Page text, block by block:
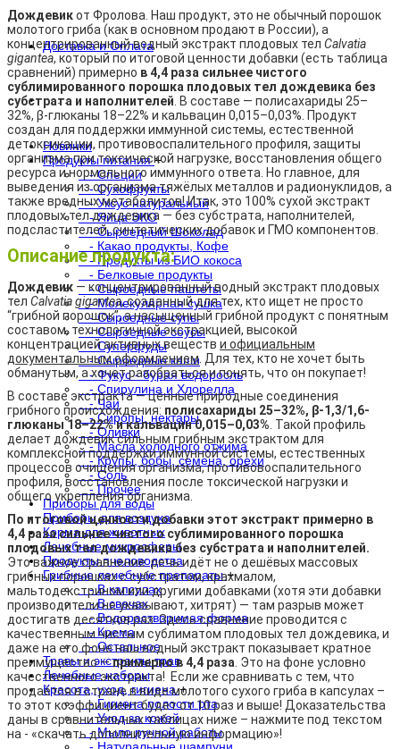
Доставка и Оплата
. . .
Новинки
Продукты питания+
- Специи
- Сухофрукты
- Уксус натуральный
- Яйца ЭКО
- Сыроедный Шоколад
- Какао продукты, Кофе
- Продукты из БИО кокоса
- Белковые продукты
- Сыроедные паштеты
- Молекулярная сушка
- Сыроедные супы
- Сыроедные соусы
- Суперфуды
- Сыроедные каши
- Фукус - бурая водоросль
- Спирулина и Хлорелла
- Чаи
- Сиропы, нектары
- Оливки
- Масла холодного отжима
- Крупы, бобы, семена, орехи
- Соль
- Прочее
Приборы для воды
Приборы для воздуха
Корма для животных
Лечебные микросферы
Продукты пчеловодства
Грибные лечебные препараты+
- В капсулах
- В свечах
- Водорастворимая форма
- Крема
- Остальное
Травы и экстракты трав
Лечебные наборы
Красота, уход, гигиена+
- Гигиена полости рта
- Уход за кожей
- Мыло ручной работы
Дождевикот Фролова. Наш продукт, это не обычный порошок
молотого гриба (как в основном продают в России), а
концентрированный водный экстракт плодовых тел Calvatia
gigantea, который по итоговой ценности добавки (есть таблица
сравнений) примерно в 4,4 раза сильнее чистого
сублимированного порошка плодовых тел дождевика без
субстрата и наполнителей . В составе — полисахариды 25–
32%, β-глюканы 18–22% и кальвацин 0,015–0,03%. Продукт
создан для поддержки иммунной системы, естественной
детоксикации, противовоспалительного профиля, защиты
организма при токсической нагрузке, восстановления общего
ресурса и нормального иммунного ответа. Но главное, для
выведения из организма тяжёлых металлов и радионуклидов, а
также вредных метаболитов! Итак, это 100% сухой экстракт
плодовых тел дождевика — без субстрата, наполнителей,
подсластителей, синтетических добавок и ГМО компонентов.
Описание продукта:
Дождевик — концентрированный водный экстракт плодовых
тел Calvatia gigantea, созданный для тех, кто ищет не просто
“грибной порошок”, а насыщенный грибной продукт с понятным
составом, технологичной экстракцией, высокой
концентрацией активных веществ и официальным
документальным оформлением . Для тех, кто не хочет быть
обманутым, а хочет разобраться и понять, что он покупает!
В составе экстракта — ценные природные соединения
грибного происхождения: полисахариды 25–32%, β-1,3/1,6-
глюканы 18–22% и кальвацин 0,015–0,03% . Такой профиль
делает дождевик сильным грибным экстрактом для
комплексной поддержки иммунной системы, естественных
процессов очищения организма, противовоспалительного
профиля, восстановления после токсической нагрузки и
общего укрепления организма.
По итоговой ценности добавки этот экстракт примерно в
4,4 раза сильнее чистого сублимированного порошка
плодовых тел дождевика без субстрата и наполнителей.
Это важное сравнение: речь идёт не о дешёвых массовых
грибных порошках с субстратом, крахмалом,
мальтодекстрином или другими добавками (хотя эти добавки
производители не указывают, хитрят) — там разрыв может
достигать десятков раз. Здесь сравнение проводится с
качественным чистым сублиматом плодовых тел дождевика, и
даже на его фоне наш водный экстракт показывает кратное
преимущество —примерно в 4,4 раза . Это на фоне условно
качественного экстракта! Если же сравнивать с тем, что
продаётся в стране в виде молотого сухого гриба в капсулах –
то этот коэффициент будет от 10 раз и выше! Доказательства
даны в сравнительных таблицах ниже – нажмите под текстом
на - «скачать дополнительную информацию»!